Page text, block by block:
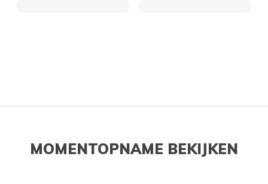
MOMENTOPNAME BEKIJKEN